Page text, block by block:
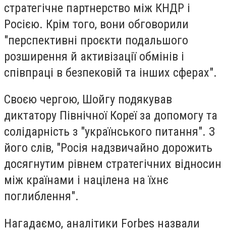
стратегічне партнерство між КНДР і
Росією. Крім того, вони обговорили
"перспективні проєкти подальшого
розширення й активізації обмінів і
співпраці в безпековій та інших сферах".
Своєю чергою, Шойгу подякував
диктатору Північної Кореї за допомогу та
солідарність з "українського питання". З
його слів, "Росія надзвичайно дорожить
досягнутим рівнем стратегічних відносин
між країнами і націлена на їхнє
поглиблення".
Нагадаємо, аналітики Forbes назвали